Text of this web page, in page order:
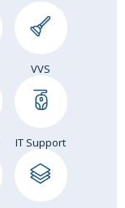
VVS
IT Support